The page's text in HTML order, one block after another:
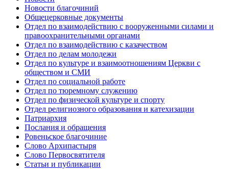
Новости благочиний
Общецерковные документы
Отдел по взаимодействию с вооруженными силами и
правоохранительными органами
Отдел по взаимодействию с казачеством
Отдел по делам молодежи
Отдел по культуре и взаимоотношениям Церкви с
обществом и СМИ
Отдел по социальной работе
Отдел по тюремному служению
Отдел по физической культуре и спорту
Отдел религиозного образования и катехизации
Патриархия
Послания и обращения
Ровеньское благочиние
Слово Архипастыря
Слово Первосвятителя
Статьи и публикации